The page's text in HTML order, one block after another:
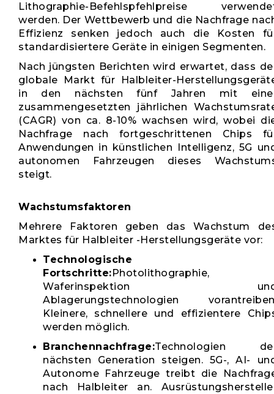
Lithographie-Befehlspfehlpreise
werden. Der Wettbewerb und die Nachfrage
Effizienz senken jedoch auch die Kosten
standardisiertere Geräte in einigen Segmenten.
Nach jüngsten Berichten wird erwartet, dass
globale Markt für Halbleiter-
in den nächsten fünf Jahren mit
zusammengesetzten jährlichen
(CAGR) von ca. 8-10% wachsen wird, wobei
Nachfrage nach fortgeschrittenen Chips
Anwendungen in künstlichen Intelligenz, 5G
autonomen Fahrzeugen dieses
steigt.
Wachstumsfaktoren
Mehrere Faktoren geben das Wachstum
Marktes für Halbleiter -Herstellungsgeräte vor:
Technologische
Fortschritte:Photolithographie,
Waferinspektion
Ablagerungstechnologien
Kleinere, schnellere und effizientere
werden möglich.
Branchennachfrage:Technologien
nächsten Generation steigen. 5G-, AI-
Autonome Fahrzeuge treibt die
nach Halbleiter an.